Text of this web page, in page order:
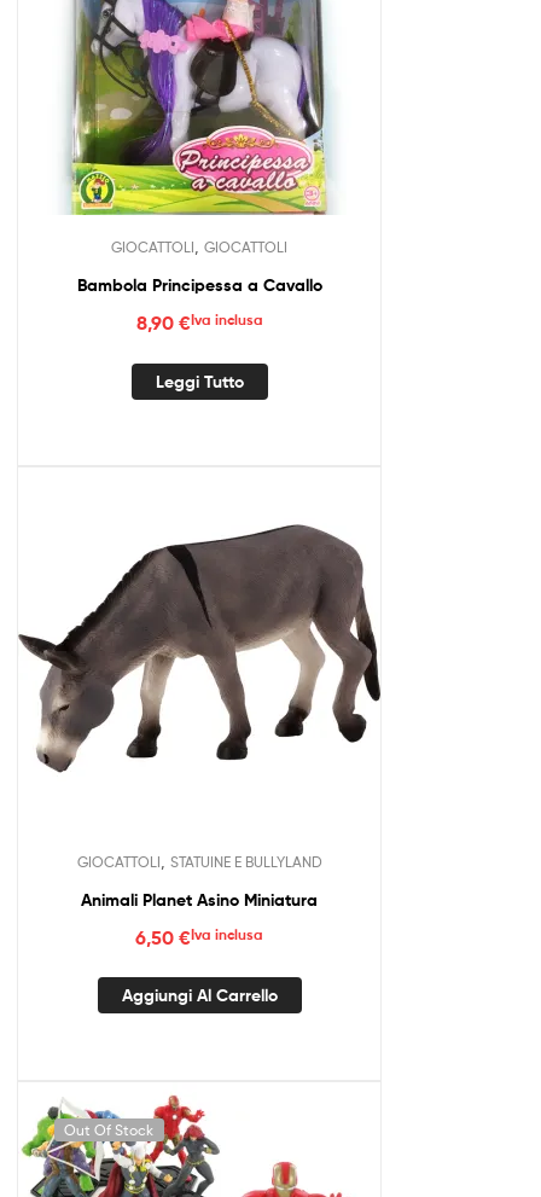
GIOCATTOLI GIOCATTOLI
Bambola Principessa a Cavallo
8,90 €Iva inclusa
Leggi Tutto
GIOCATTOLI STATUINE E BULLYLAND
Animali Planet Asino Miniatura
6,50 €Iva inclusa
Aggiungi Al Carrello
Out Of Stock